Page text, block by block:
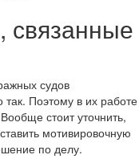
судов
Поэтому в их работе
стоит уточнить,
мотивировочную
по делу.